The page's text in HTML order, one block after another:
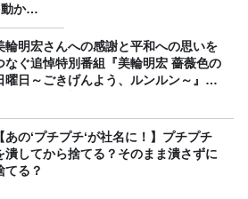
かす
輪明宏さんへの感謝と平和への思いを
なぐ追悼特別番組『美輪明宏 薔薇色の
曜日～ごきげんよう、ルンルン～』
【あの‘プチプチ‘が社名に！】プチプチ
潰してから捨てる？そのまま潰さずに
てる？